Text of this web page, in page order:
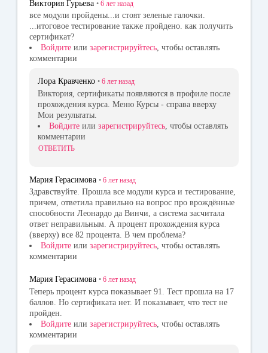
Виктория Гурьева • 6 лет назад
все модули пройдены...и стоят зеленые галочки.
...итоговое тестирование также пройдено. как получить
сертификат?
Войдите или зарегистрируйтесь, чтобы оставлять
комментарии
Лора Кравченко • 6 лет назад
Виктория, сертификаты появляются в профиле после
прохождения курса. Меню Курсы - справа вверху
Мои результаты.
Войдите или зарегистрируйтесь , чтобы оставлять
комментарии
ОТВЕТИТЬ
Мария Герасимова • 6 лет назад
Здравствуйте. Прошла все модули курса и тестирование,
причем, ответила правильно на вопрос про врождённые
способности Леонардо да Винчи, а система засчитала
ответ неправильным. А процент прохождения курса
(вверху) все 82 процента. В чем проблема?
Войдите или зарегистрируйтесь, чтобы оставлять
комментарии
Мария Герасимова • 6 лет назад
Теперь процент курса показывает 91. Тест прошла на 17
баллов. Но сертификата нет. И показывает, что тест не
пройден.
Войдите или зарегистрируйтесь , чтобы оставлять
комментарии